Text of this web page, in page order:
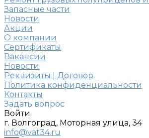
Запасные части
Новости
Акции
О компании
Сертификаты
Вакансии
Новости
Реквизиты | Договор
Политика конфиденциальности
Контакты
Задать вопрос
Войти
г. Волгоград, Моторная улица, 34
info@vat34.ru